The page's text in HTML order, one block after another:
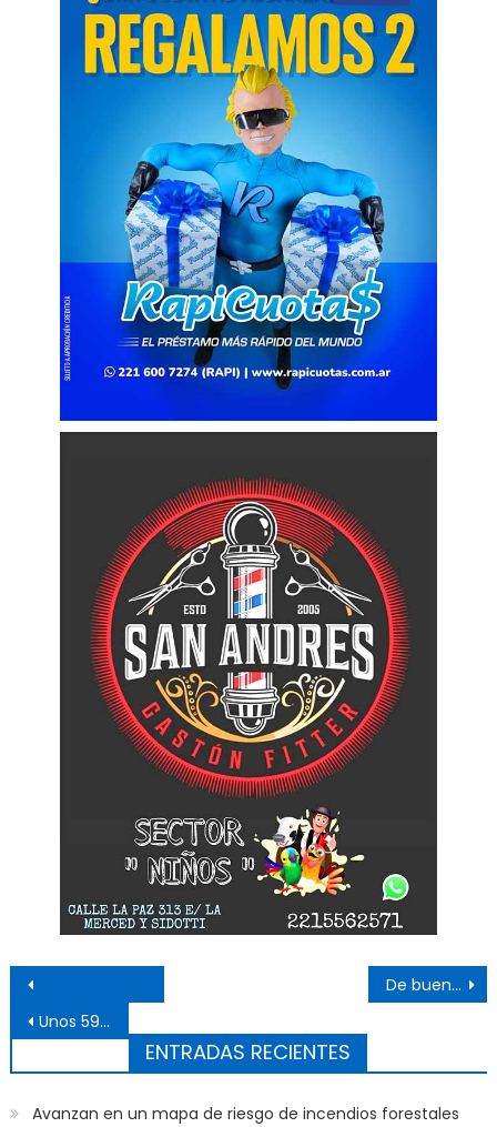
Navegación de entradas
Unos 59.800 ensenadenses se encuentran habilitados para votar
De buen humor y confiado, Secco ya votó en la Escuela 6
ENTRADAS RECIENTES
Avanzan en un mapa de riesgo de incendios forestales